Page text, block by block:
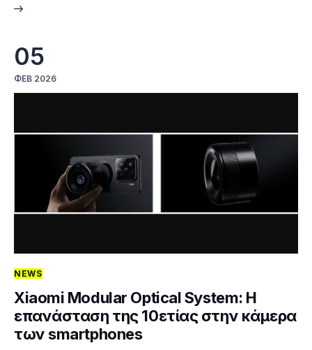
05
ΦΕΒ 2026
NEWS
Xiaomi Modular Optical System: Η
επανάσταση της 10ετίας στην κάμερα
των smartphones